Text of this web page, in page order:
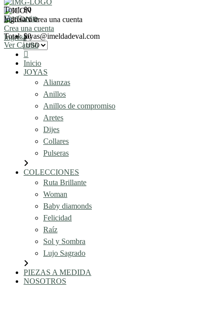
Total: $0
Ver Carrito
Ingresa o crea una cuenta
Crea una cuenta
Ingresa
0
Total: $0
Ver Carrito
joyas@imeldadeval.com
Inicio
JOYAS
Alianzas
Anillos
Anillos de compromiso
Aretes
Dijes
Collares
Pulseras
COLECCIONES
Ruta Brillante
Woman
Baby diamonds
Felicidad
Raíz
Sol y Sombra
Lujo Sagrado
PIEZAS A MEDIDA
NOSOTROS